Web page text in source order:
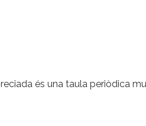
és una taula periòdica